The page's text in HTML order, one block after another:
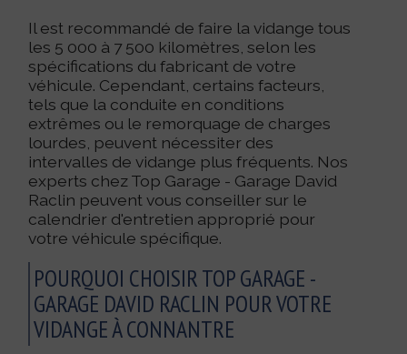
Il est recommandé de faire la vidange tous
les 5 000 à 7 500 kilomètres, selon les
spécifications du fabricant de votre
véhicule. Cependant, certains facteurs,
tels que la conduite en conditions
extrêmes ou le remorquage de charges
lourdes, peuvent nécessiter des
intervalles de vidange plus fréquents. Nos
experts chez Top Garage - Garage David
Raclin peuvent vous conseiller sur le
calendrier d'entretien approprié pour
votre véhicule spécifique.
POURQUOI CHOISIR TOP GARAGE -
GARAGE DAVID RACLIN POUR VOTRE
VIDANGE À CONNANTRE